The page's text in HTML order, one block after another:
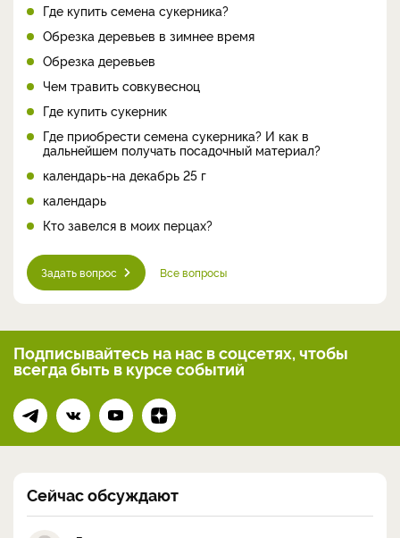
Где купить семена сукерника?
Обрезка деревьев в зимнее время
Обрезка деревьев
Чем травить совкувесноц
Где купить сукерник
Где приобрести семена сукерника? И как в
дальнейшем получать посадочный материал?
календарь-на декабрь 25 г
календарь
Кто завелся в моих перцах?
Задать вопрос Все вопросы
Подписывайтесь на нас в соцсетях, чтобы
всегдабыть в курсе событий
Сейчас обсуждают